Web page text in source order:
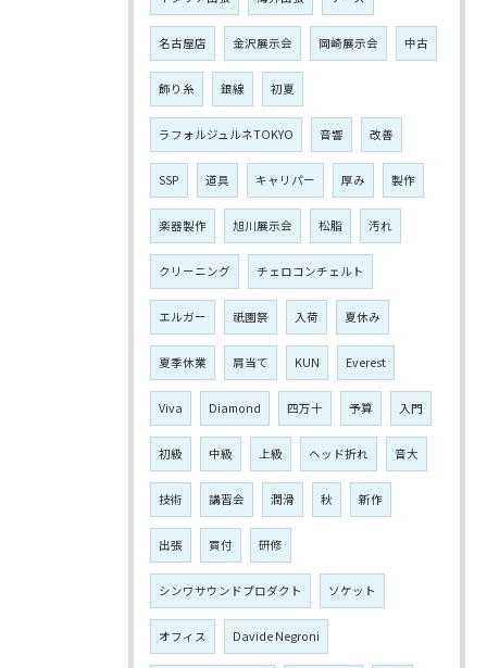
名古屋店 金沢展示会 岡崎展示会 中古
飾り糸 銀線 初夏
ラフォルジュルネTOKYO 音響 改善
SSP 道具 キャリパー 厚み 製作
楽器製作 旭川展示会 松脂 汚れ
クリーニング チェロコンチェルト
エルガー 祇園祭 入荷 夏休み
夏季休業 肩当て KUN Everest
Viva Diamond 四万十 予算 入門
初級 中級 上級 ヘッド折れ 音大
技術 講習会 潤滑 秋 新作
出張 買付 研修
シンワサウンドプロダクト ソケット
オフィス Davide Negroni